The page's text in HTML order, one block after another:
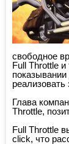
свободное
Full Throttle
Глава
Throttle,
Full Throttle
click, что